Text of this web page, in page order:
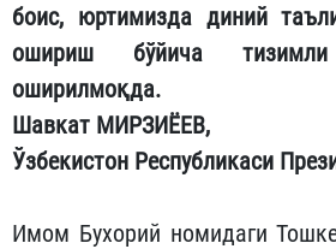
боис, юртимизда диний
ошириш бўйича
оширилмоқда.
Шавкат МИРЗИЁЕВ,
Ўзбекистон Республикаси
Имом Бухорий номидаги